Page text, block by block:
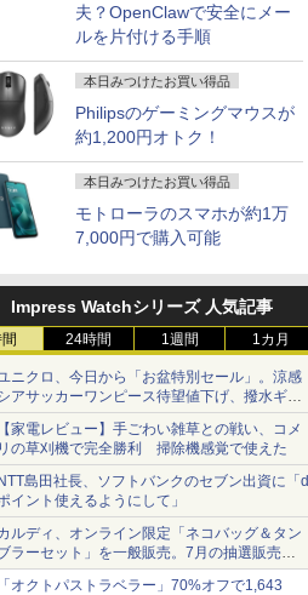
夫？OpenClawで安全にメー
ルを片付ける手順
本日みつけたお買い得品
Philipsのゲーミングマウスが
約1,200円オトク！
本日みつけたお買い得品
モトローラのスマホが約1万
7,000円で購入可能
Impress Watchシリーズ 人気記事
24時間 1週間 1カ月
ニクロ、今日から「お盆特別セール」。涼感
アサッカーワンピース待望値下げ、撥水ギア
ョーツは1990円に
家電レビュー】手ごわい雑草との戦い、コメ
の草刈機で完全勝利 掃除機感覚で使えた
島田社長、ソフトバンクのセブン出資に「d
イント使えるようにして」
ルディ、オンライン限定「ネコバッグ＆タン
ラーセット」を一般販売。7月の抽選販売の
選無効分
オクトパストラベラー」70%オフで1,643